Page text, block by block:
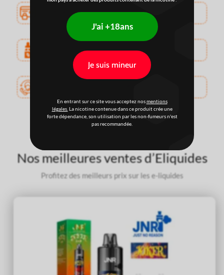
Paiements sécurisés
Nos meilleures ventes d’Eliquides
Profitez des meilleurs prix sur les e-liquides
J'ai +18ans
Je suis mineur
En entrant sur ce site vous acceptez nosmentions
légales. La nicotine contenue dans ce produit crée une
forte dépendance, son utilisation par les non-fumeurs n'est
pas recommandée.